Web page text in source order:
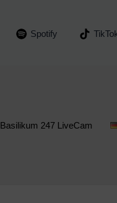
Spotify
Basilikum 247 LiveCam